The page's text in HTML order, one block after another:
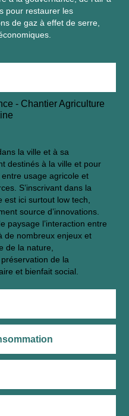
pour restaurer les
de gaz à effet de serre,
la ville et à sa
destinés à la ville et pour
usage agricole et
S’inscrivant dans la
ici surtout low tech,
source d’innovations.
paysage l’interaction entre
de nombreux enjeux et
de la nature,
de la
et bienfait social.